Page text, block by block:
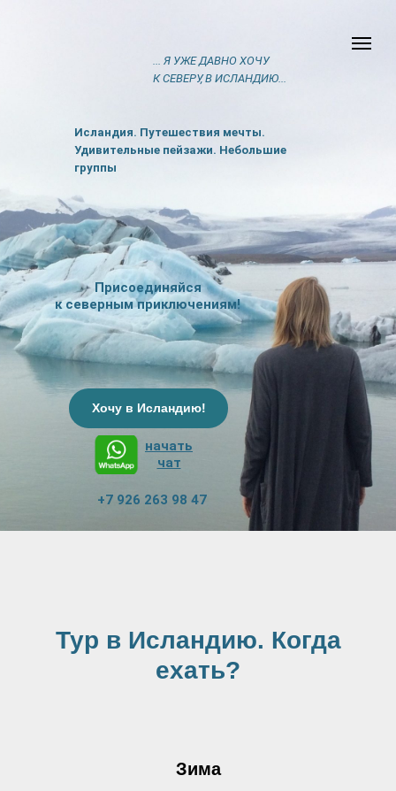
Присоединяйся
к северным приключениям!
... Я УЖЕ ДАВНО ХОЧУ
К СЕВЕРУ, В ИСЛАНДИЮ...
Исландия. Путешествия мечты.
Удивительные пейзажи. Небольшие
группы
Хочу в Исландию!
начать
чат
+7 926 263 98 47
Тур в Исландию. Когда
ехать?
Зима